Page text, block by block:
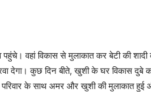
वहां विकास से मुलाकात कर बेटी की शादी
देगा। कुछ दिन बीते, खुशी के घर विकास दुबे
के साथ अमर और खुशी की मुलाकात हुई